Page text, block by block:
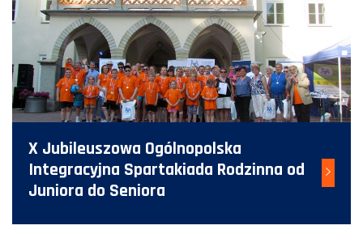
X Jubileuszowa Ogólnopolska
Integracyjna Spartakiada Rodzinna od
Juniora do Seniora